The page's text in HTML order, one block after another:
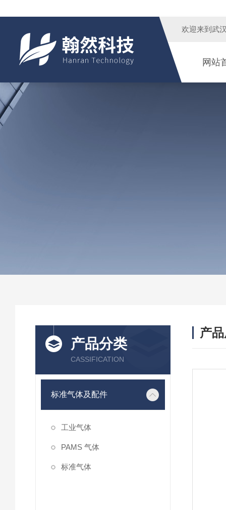
欢迎来到 武
网站
产品分类
CASSIFICATION
标准气体及配件
工业气体
PAMS 气体
标准气体
产